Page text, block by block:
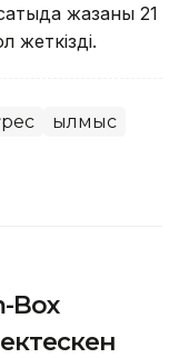
жазаны 21
жеткізді.
Қылмыс
Box